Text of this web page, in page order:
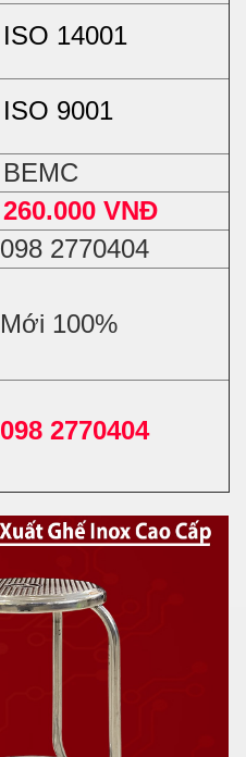
ISO 14001
ISO 9001
BEMC
260.000 VNĐ
098 2770404
Mới 100%
098 2770404